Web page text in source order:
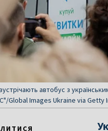
автобус з
Global Images Ukraine via Getty